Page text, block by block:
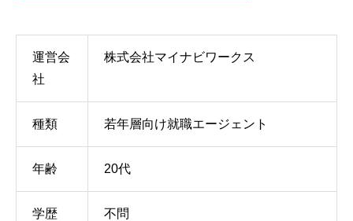
運営会
社
株式会社マイナビワークス
種類 若年層向け就職エージェント
年齢 20代
学歴 不問